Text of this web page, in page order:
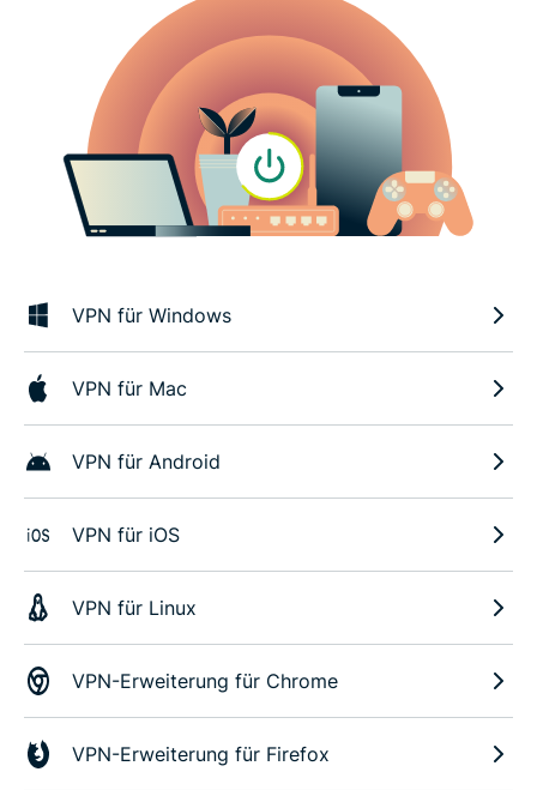
VPN für Windows
VPN für Mac
VPN für Android
VPN für iOS
VPN für Linux
VPN-Erweiterung für Chrome
VPN-Erweiterung für Firefox